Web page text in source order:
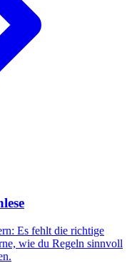
Es fehlt die richtige
wie du Regeln sinnvoll